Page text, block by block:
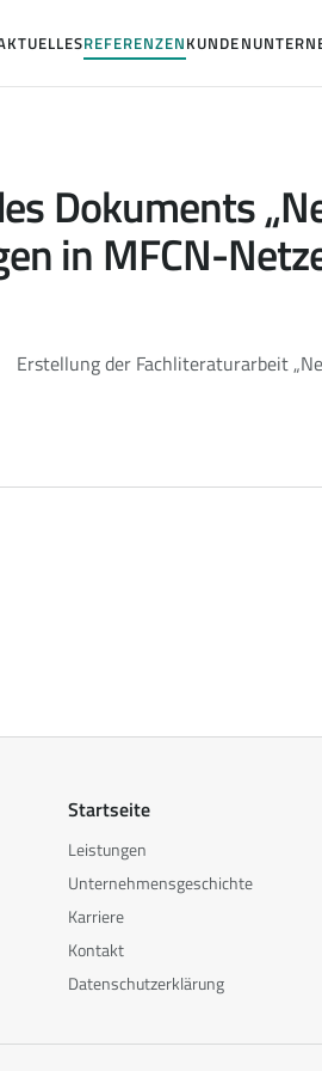
REFERENZENKUNDEN
Dokuments
in MFCN-
Erstellung der Fachliteraturarbeit
Startseite
Leistungen
Unternehmensgeschichte
Karriere
Kontakt
Datenschutzerklärung